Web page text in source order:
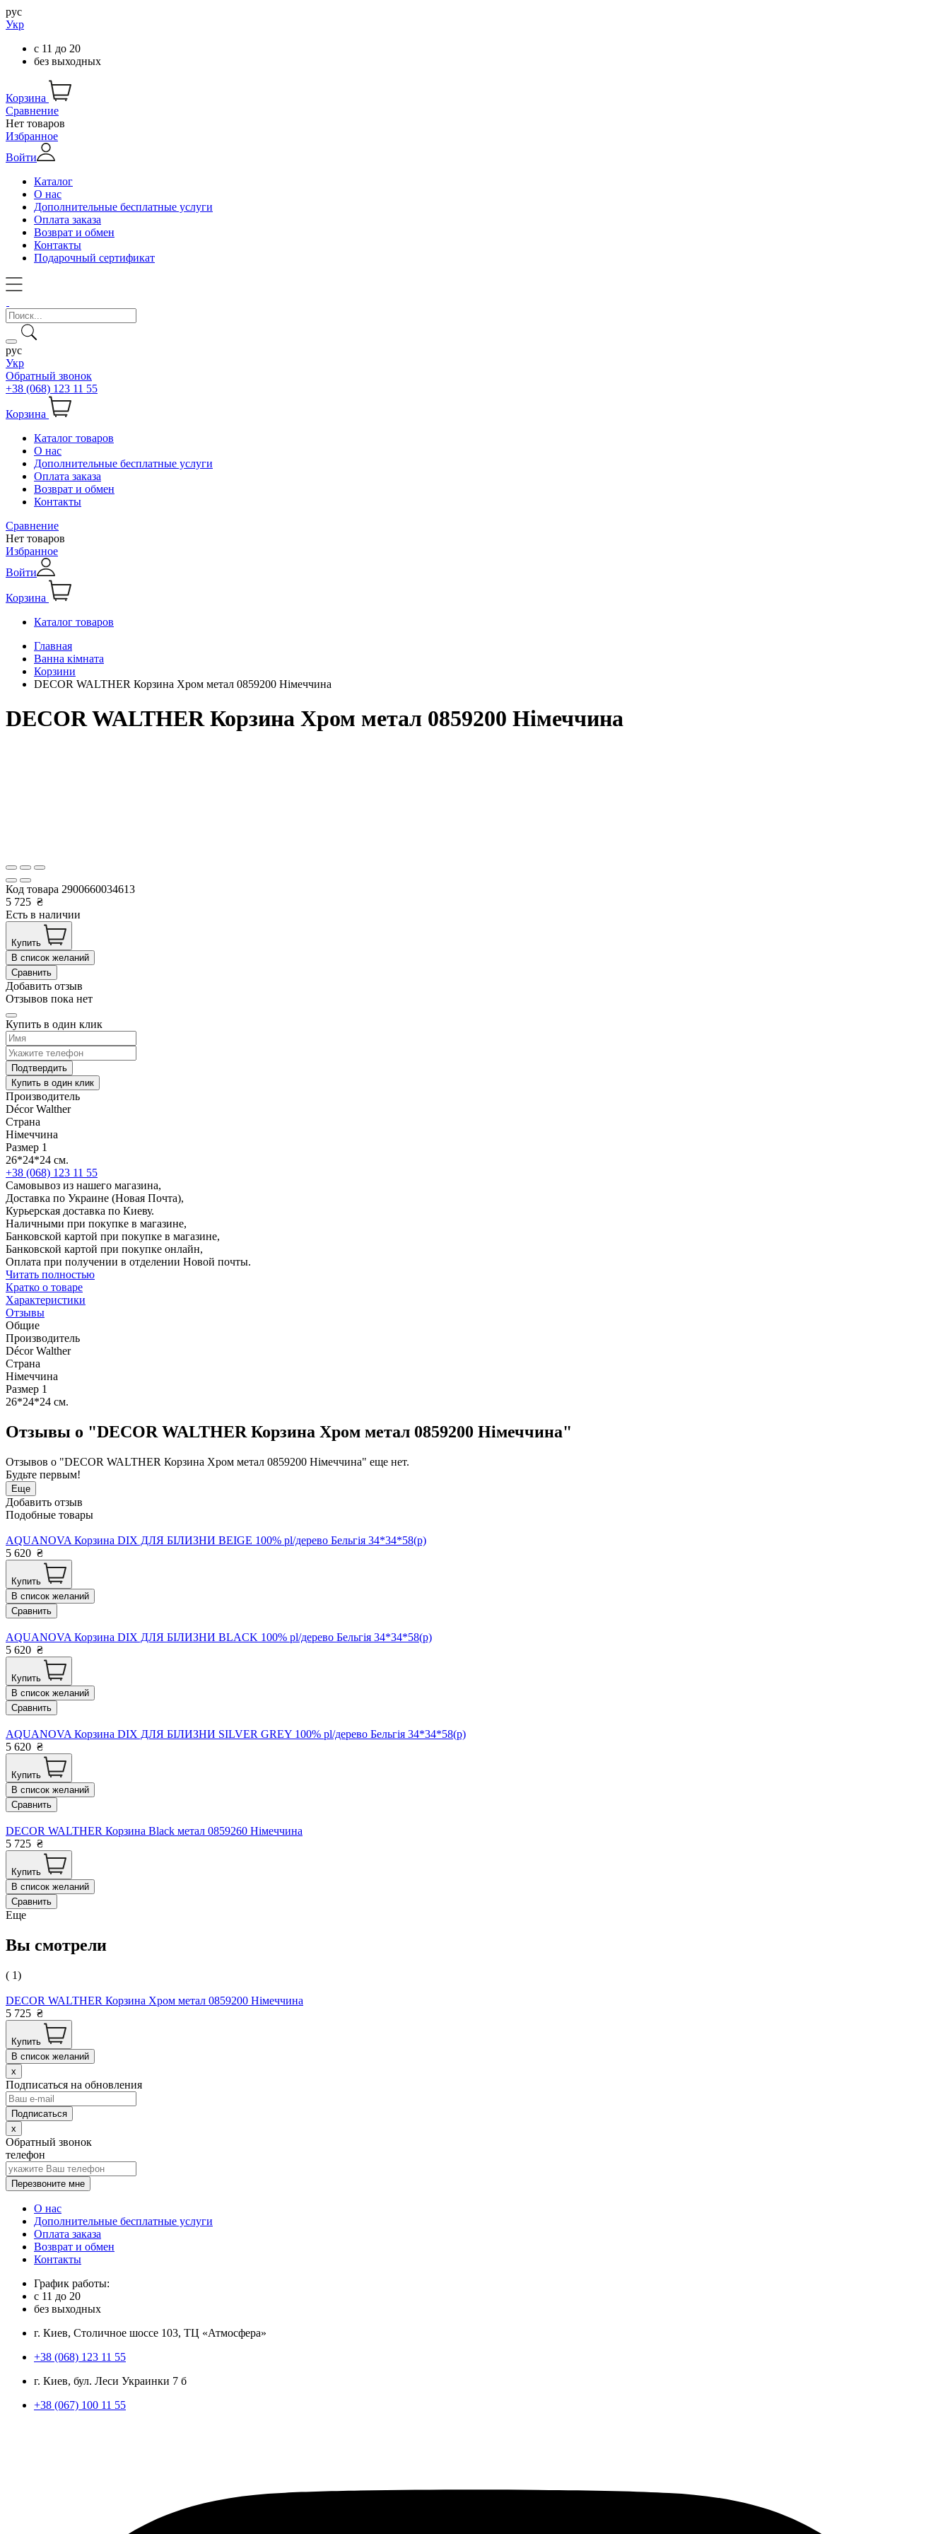
рус
Укр
с 11 до 20
без выходных
Корзина
Сравнение
Нет товаров
Избранное
Войти
Каталог
О нас
Дополнительные бесплатные услуги
Оплата заказа
Возврат и обмен
Контакты
Подарочный сертификат
рус
Укр
Обратный звонок
+38 (068) 123 11 55
Корзина
Каталог товаров
О нас
Дополнительные бесплатные услуги
Оплата заказа
Возврат и обмен
Контакты
Сравнение
Нет товаров
Избранное
Войти
Корзина
Каталог товаров
Главная
Ванна кімната
Корзини
DECOR WALTHER Корзина Хром метал 0859200 Німеччина
DECOR WALTHER Корзина Хром метал 0859200 Німеччина
Код товара 2900660034613
5 725 ₴
Есть в наличии
Купить
В список желаний
Сравнить
Добавить отзыв
Отзывов пока нет
Купить в один клик
Подтвердить
Купить в один клик
Производитель
Décor Walther
Страна
Німеччина
Размер 1
26*24*24 см.
+38 (068) 123 11 55
Самовывоз из нашего магазина,
Доставка по Украине (Новая Почта),
Курьерская доставка по Киеву.
Наличными при покупке в магазине,
Банковской картой при покупке в магазине,
Банковской картой при покупке онлайн,
Оплата при получении в отделении Новой почты.
Читать полностью
Кратко о товаре
Характеристики
Отзывы
Общие
Производитель
Décor Walther
Страна
Німеччина
Размер 1
26*24*24 см.
Отзывы о "DECOR WALTHER Корзина Хром метал 0859200 Німеччина"
Отзывов о "DECOR WALTHER Корзина Хром метал 0859200 Німеччина" еще нет.
Будьте первым!
Еще
Добавить отзыв
Подобные товары
AQUANOVA Корзина DIX ДЛЯ БІЛИЗНИ BEIGE 100% pl/дерево Бельгія 34*34*58(р)
5 620 ₴
Купить
В список желаний
Сравнить
AQUANOVA Корзина DIX ДЛЯ БІЛИЗНИ BLACK 100% pl/дерево Бельгія 34*34*58(р)
5 620 ₴
Купить
В список желаний
Сравнить
AQUANOVA Корзина DIX ДЛЯ БІЛИЗНИ SILVER GREY 100% pl/дерево Бельгія 34*34*58(р)
5 620 ₴
Купить
В список желаний
Сравнить
DECOR WALTHER Корзина Black метал 0859260 Німеччина
5 725 ₴
Купить
В список желаний
Сравнить
Еще
Вы смотрели
( 1)
DECOR WALTHER Корзина Хром метал 0859200 Німеччина
5 725 ₴
Купить
В список желаний
x
Подписаться на обновления
x
Обратный звонок
телефон
Перезвоните мне
О нас
Дополнительные бесплатные услуги
Оплата заказа
Возврат и обмен
Контакты
График работы:
с 11 до 20
без выходных
г. Киев, Столичное шоссе 103, ТЦ «Атмосфера»
+38 (068) 123 11 55
г. Киев, бул. Леси Украинки 7 б
+38 (067) 100 11 55